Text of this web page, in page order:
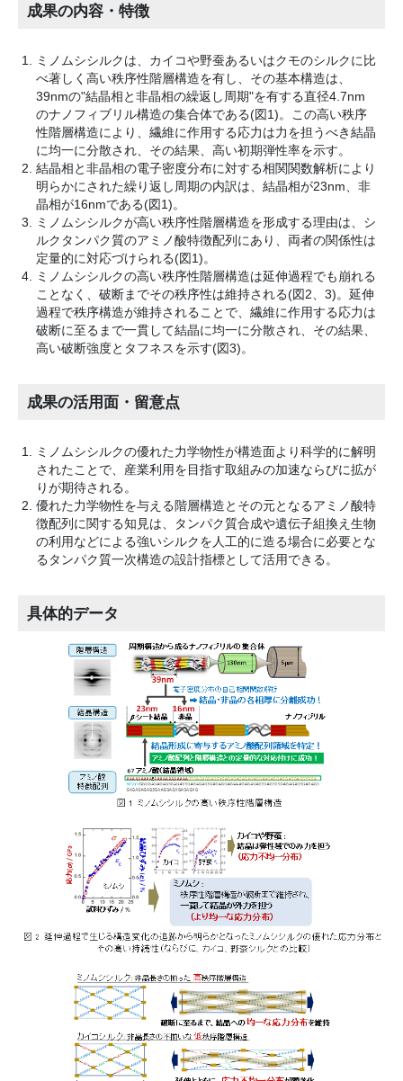
成果の内容・特徴
ミノムシシルクは、カイコや野蚕あるいはクモのシルクに比
べ著しく高い秩序性階層構造を有し、その基本構造は、
39nmの"結晶相と非晶相の繰返し周期"を有する直径4.7nm
のナノフィブリル構造の集合体である(図1)。この高い秩序
性階層構造により、繊維に作用する応力は力を担うべき結晶
に均一に分散され、その結果、高い初期弾性率を示す。
結晶相と非晶相の電子密度分布に対する相関関数解析により
明らかにされた繰り返し周期の内訳は、結晶相が23nm、非
晶相が16nmである(図1)。
ミノムシシルクが高い秩序性階層構造を形成する理由は、シ
ルクタンパク質のアミノ酸特徴配列にあり、両者の関係性は
定量的に対応づけられる(図1)。
ミノムシシルクの高い秩序性階層構造は延伸過程でも崩れる
ことなく、破断までその秩序性は維持される(図2、3)。延伸
過程で秩序構造が維持されることで、繊維に作用する応力は
破断に至るまで一貫して結晶に均一に分散され、その結果、
高い破断強度とタフネスを示す(図3)。
成果の活用面・留意点
ミノムシシルクの優れた力学物性が構造面より科学的に解明
されたことで、産業利用を目指す取組みの加速ならびに拡が
りが期待される。
優れた力学物性を与える階層構造とその元となるアミノ酸特
徴配列に関する知見は、タンパク質合成や遺伝子組換え生物
の利用などによる強いシルクを人工的に造る場合に必要とな
るタンパク質一次構造の設計指標として活用できる。
具体的データ